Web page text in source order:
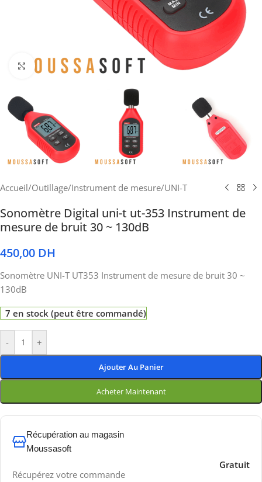
Cliquez pour agrandir
Accueil/Outillage/Instrument de mesure/UNI-T
Sonomètre Digital uni-t ut-353 Instrument de
mesure de bruit 30 ~ 130dB
450,00 DH
Sonomètre UNI-T UT353 Instrument de mesure de bruit 30 ~
130dB
7 en stock (peut être commandé)
- +
Ajouter Au Panier
Acheter Maintenant
Récupération au magasin
Moussasoft
Récupérez votre commande
Gratuit